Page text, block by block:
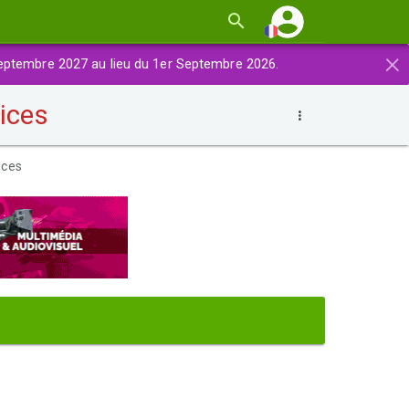
×
2027 au lieu du 1er Septembre 2026.